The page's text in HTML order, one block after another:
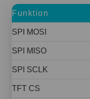
Funktion
SPI MOSI
SPI MISO
SPI SCLK
TFT CS